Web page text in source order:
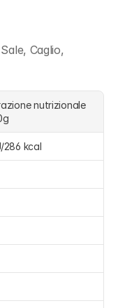
Caglio,
nutrizionale
286 kcal